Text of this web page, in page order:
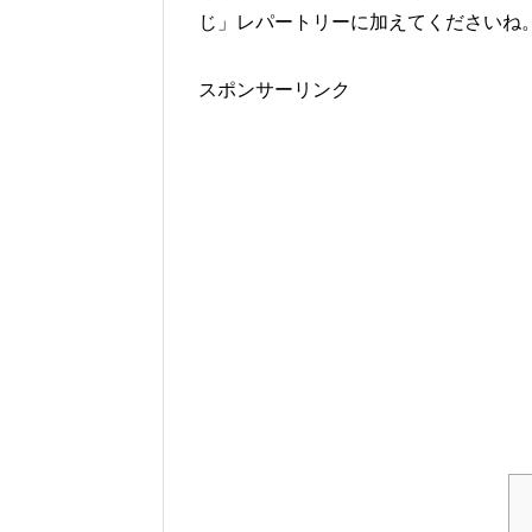
じ」レパートリーに加えてくださいね。
スポンサーリンク